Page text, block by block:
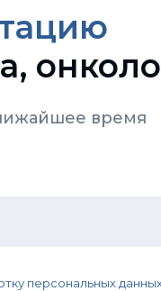
время
персональных